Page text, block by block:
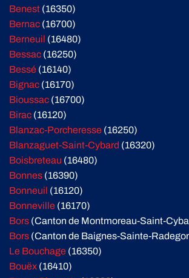
Benest (16350)
Bernac (16700)
Berneuil (16480)
Bessac (16250)
Bessé (16140)
Bignac (16170)
Bioussac (16700)
Birac (16120)
Blanzac-Porcheresse (16250)
Blanzaguet-Saint-Cybard (16320)
Boisbreteau (16480)
Bonnes (16390)
Bonneuil (16120)
Bonneville (16170)
Bors (Canton de Montmoreau-Saint-
Bors (Canton de Baignes-Sainte-
Le Bouchage (16350)
Bouëx (16410)